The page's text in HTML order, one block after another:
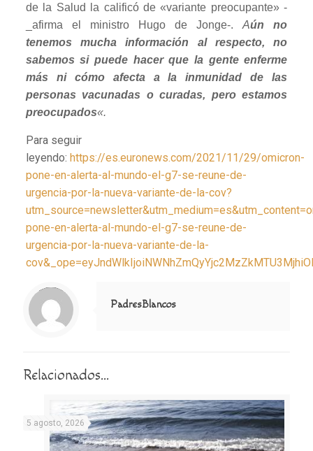
de la Salud la calificó de «variante preocupante» -
_afirma el ministro Hugo de Jonge-.Aún no
tenemos mucha información al respecto, no
sabemos si puede hacer que la gente enferme
más ni cómo afecta a la inmunidad de las
personas vacunadas o curadas, pero estamos
preocupados«.
Para seguir
leyendo: https://es.euronews.com/2021/11/29/omicron-
pone-en-alerta-al-mundo-el-g7-se-reune-de-
urgencia-por-la-nueva-variante-de-la-cov?
pone-en-alerta-al-mundo-el-g7-se-reune-de-
urgencia-por-la-nueva-variante-de-la-
Notice
: Trying to access array offset on value of type null in
/home/misioner/public_html/padresblancos/themes/betheme/includes/content-single.php
on line
286
PadresBlancos
Relacionados...
5 agosto, 2026